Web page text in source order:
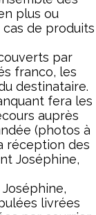
plus ou
de produits
par
franco, les
destinataire.
fera les
auprès
(photos à
réception des
Joséphine,
livrées